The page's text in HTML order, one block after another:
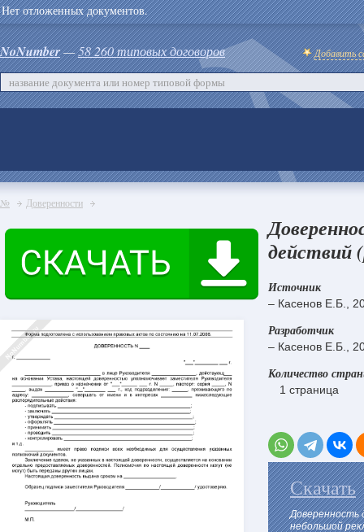
Нет отложенных документов.
NoNumber—58 260 типовых договоров Добавить
№ Доверенности
действий
Источник
– Касенов Е.Б.,
Разработчик
– Касенов Е.Б.,
Количество
1 страница
Скачать
Доверенность
небольшой